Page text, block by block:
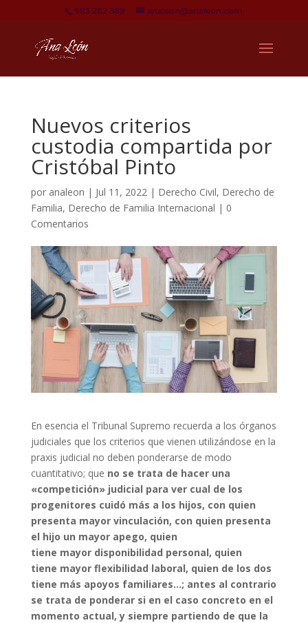
983 262 389 analeon@analeon.com
Nuevos criterios
custodia compartida por
Cristóbal Pinto
por analeon | Jul 11, 2022| Derecho Civil, Derecho de
Familia, Derecho de Familia Internacional | 0
Comentarios
En esencia el Tribunal Supremo recuerda a los órganos
judiciales que los criterios que vienen utilizándose en la
praxis judicial no deben ponderarse de modo
cuantitativo; que no se trata de hacer una
«competición» judicial para ver cual de los
progenitores cuidó más a los hijos, con quien
presenta mayor vinculación, con quien presenta
el hijo un mayor apego, quien
tiene mayor disponibilidad personal, quien
tiene mayor flexibilidad laboral, quien de los dos
tiene más apoyos familiares…; antes al contrario
se trata de ponderar si en el caso concreto en el
momento actual, y siempre partiendo de que la